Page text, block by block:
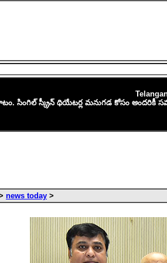
పోరాటం. సింగిల్ స్క్రీన్ థియేటర్ల మనుగడ కోసం
news today >